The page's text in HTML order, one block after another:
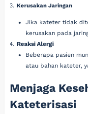
Kerusakan Jaringan
Jika kateter tidak
kerusakan pada
Reaksi Alergi
Beberapa pasien
atau bahan kateter,
Menjaga
Kateterisasi